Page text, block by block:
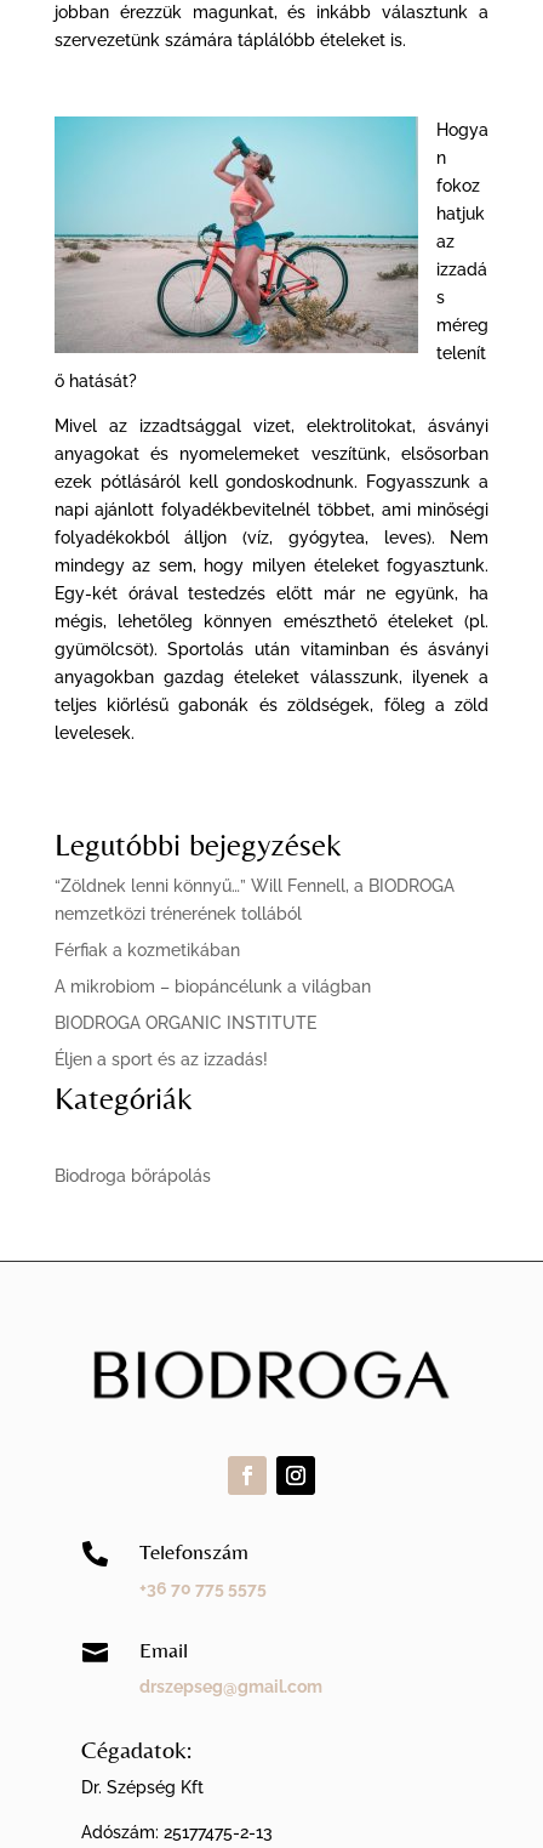
jobban érezzük magunkat, és inkább választunk a
szervezetünk számára táplálóbb ételeket is.
Hogya
n
fokoz
hatjuk
az
izzadá
s
méreg
telenít
ő hatását?
Mivel az izzadtsággal vizet, elektrolitokat, ásványi
anyagokat és nyomelemeket veszítünk, elsősorban
ezek pótlásáról kell gondoskodnunk. Fogyasszunk a
napi ajánlott folyadékbevitelnél többet, ami minőségi
folyadékokból álljon (víz, gyógytea, leves). Nem
mindegy az sem, hogy milyen ételeket fogyasztunk.
Egy-két órával testedzés előtt már ne együnk, ha
mégis, lehetőleg könnyen emészthető ételeket (pl.
gyümölcsöt). Sportolás után vitaminban és ásványi
anyagokban gazdag ételeket válasszunk, ilyenek a
teljes kiőrlésű gabonák és zöldségek, főleg a zöld
levelesek.
Legutóbbi bejegyzések
“Zöldnek lenni könnyű…” Will Fennell, a BIODROGA
nemzetközi trénerének tollából
Férfiak a kozmetikában
A mikrobiom – biopáncélunk a világban
BIODROGA ORGANIC INSTITUTE
Éljen a sport és az izzadás!
Kategóriák
Biodroga bőrápolás
 Telefonszám
+36 70 775 5575
 Email
drszepseg@gmail.com
Cégadatok:
Dr. Szépség Kft
Adószám:25177475-2-13